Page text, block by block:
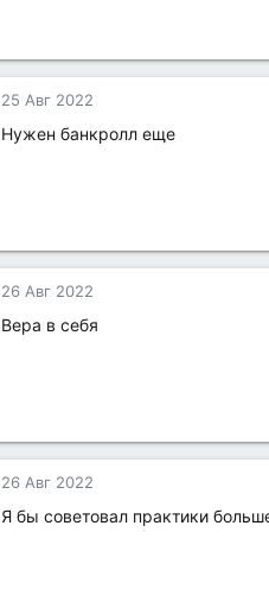
25 Авг 2022
Нужен банкролл еще
26 Авг 2022
Вера в себя
26 Авг 2022
Я бы советовал практики